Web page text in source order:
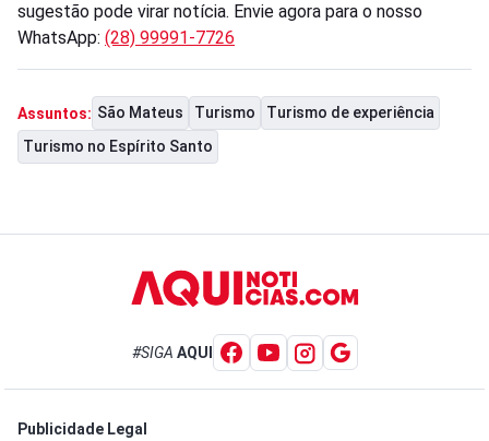
sugestão pode virar notícia. Envie agora para o nosso
WhatsApp: (28) 99991-7726
Assuntos: São Mateus Turismo
Turismo de experiência
Turismo no Espírito Santo
#SIGA AQUI
Publicidade Legal